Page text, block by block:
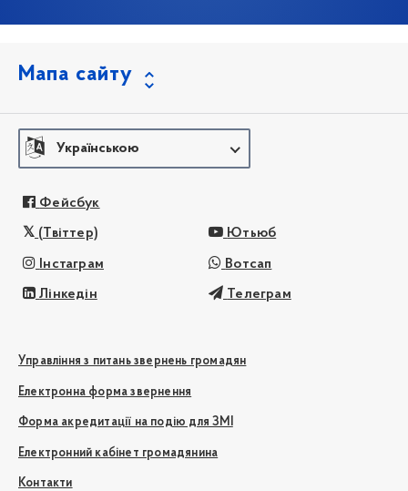
Мапа сайту
Українською
Фейсбук
(Твіттер) Ютьюб
Інстаграм Вотсап
Лінкедін Телеграм
Управління з питань звернень громадян
Електронна форма звернення
Форма акредитації на подію для ЗМІ
Електронний кабінет громадянина
Контакти